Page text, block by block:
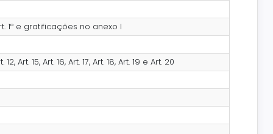
1º e gratificações no anexo I
Art. 15, Art. 16, Art. 17, Art. 18, Art. 19 e Art. 20